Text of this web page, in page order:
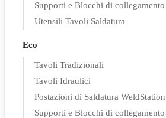
Supporti e Blocchi di collegamento
Utensili Tavoli Saldatura
Eco
Tavoli Tradizionali
Tavoli Idraulici
Postazioni di Saldatura WeldStation
Supporti e Blocchi di collegamento